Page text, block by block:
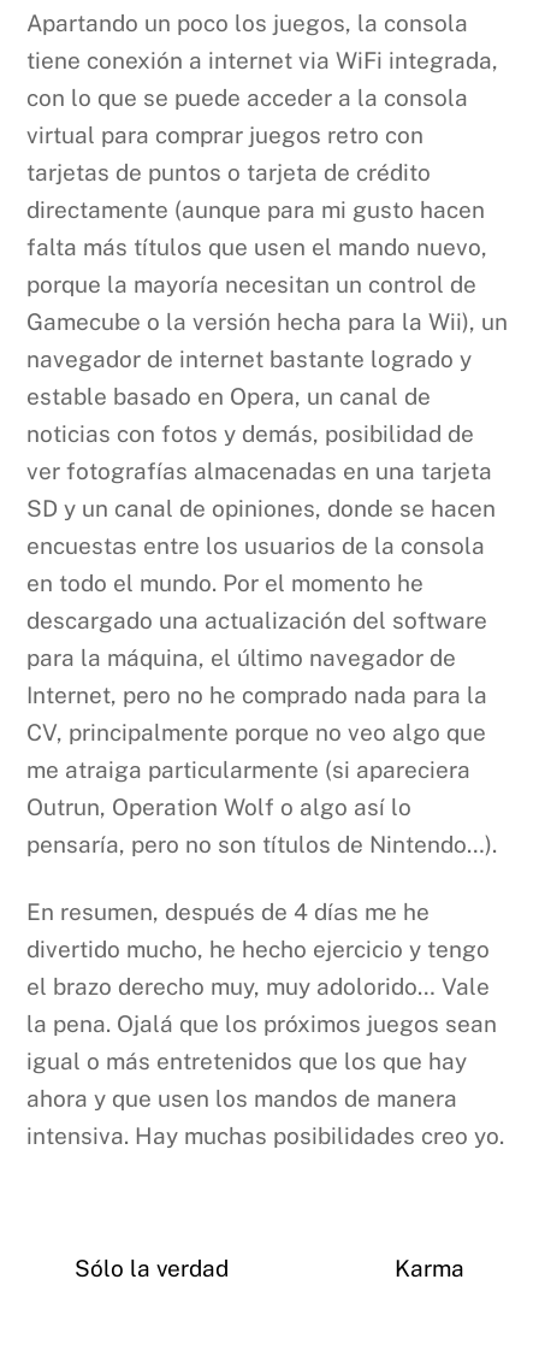
Apartando un poco los juegos, la consola
tiene conexión a internet via WiFi integrada,
con lo que se puede acceder a la consola
virtual para comprar juegos retro con
tarjetas de puntos o tarjeta de crédito
directamente (aunque para mi gusto hacen
falta más títulos que usen el mando nuevo,
porque la mayoría necesitan un control de
Gamecube o la versión hecha para la Wii), un
navegador de internet bastante logrado y
estable basado en Opera, un canal de
noticias con fotos y demás, posibilidad de
ver fotografías almacenadas en una tarjeta
SD y un canal de opiniones, donde se hacen
encuestas entre los usuarios de la consola
en todo el mundo. Por el momento he
descargado una actualización del software
para la máquina, el último navegador de
Internet, pero no he comprado nada para la
CV, principalmente porque no veo algo que
me atraiga particularmente (si apareciera
Outrun, Operation Wolf o algo así lo
pensaría, pero no son títulos de Nintendo…).
En resumen, después de 4 días me he
divertido mucho, he hecho ejercicio y tengo
el brazo derecho muy, muy adolorido… Vale
la pena. Ojalá que los próximos juegos sean
igual o más entretenidos que los que hay
ahora y que usen los mandos de manera
intensiva. Hay muchas posibilidades creo yo.
Sólo la verdad Karma